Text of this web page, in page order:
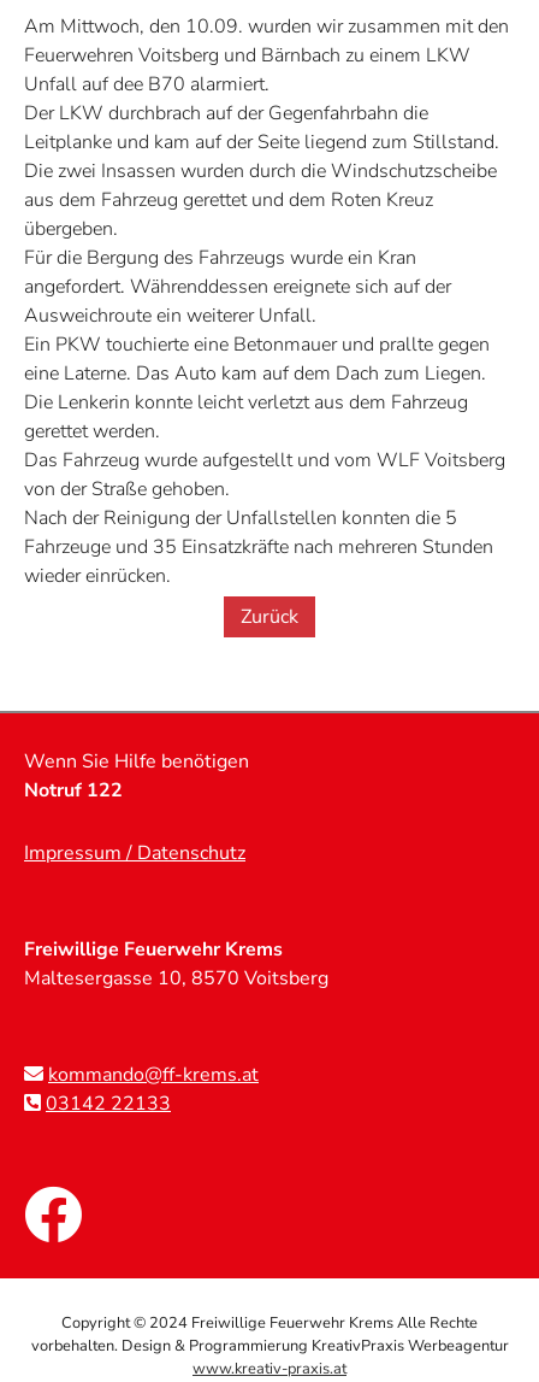
Am Mittwoch, den 10.09. wurden wir zusammen mit den
Feuerwehren Voitsberg und Bärnbach zu einem LKW
Unfall auf dee B70 alarmiert.
Der LKW durchbrach auf der Gegenfahrbahn die
Leitplanke und kam auf der Seite liegend zum Stillstand.
Die zwei Insassen wurden durch die Windschutzscheibe
aus dem Fahrzeug gerettet und dem Roten Kreuz
übergeben.
Für die Bergung des Fahrzeugs wurde ein Kran
angefordert. Währenddessen ereignete sich auf der
Ausweichroute ein weiterer Unfall.
Ein PKW touchierte eine Betonmauer und prallte gegen
eine Laterne. Das Auto kam auf dem Dach zum Liegen.
Die Lenkerin konnte leicht verletzt aus dem Fahrzeug
gerettet werden.
Das Fahrzeug wurde aufgestellt und vom WLF Voitsberg
von der Straße gehoben.
Nach der Reinigung der Unfallstellen konnten die 5
Fahrzeuge und 35 Einsatzkräfte nach mehreren Stunden
wieder einrücken.
Zurück
Wenn Sie Hilfe benötigen
Notruf 122
Impressum / Datenschutz
Freiwillige Feuerwehr Krems
Maltesergasse 10, 8570 Voitsberg
kommando@ff-krems.at
03142 22133
Copyright © 2024 Freiwillige Feuerwehr Krems Alle Rechte
vorbehalten. Design & Programmierung KreativPraxis Werbeagentur
www.kreativ-praxis.at